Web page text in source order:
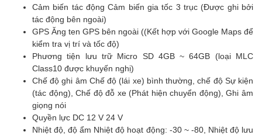
Cảm biến tác động Cảm biến gia tốc 3 trục (Được ghi bởi
tác động bên ngoài)
GPS Ăng ten GPS bên ngoài ((Kết hợp với Google Maps để
kiểm tra vị trí và tốc độ)
Phương tiện lưu trữ Micro SD 4GB ~ 64GB (loại MLC
Class10 được khuyến nghị)
Chế độ ghi âm Chế độ (lái xe) bình thường, chế độ Sự kiện
(tác động), Chế độ đỗ xe (Phát hiện chuyển động), Ghi âm
giọng nói
Quyền lực DC 12 V 24 V
Nhiệt độ, độ ẩm Nhiệt độ hoạt động: -30 ~ -80, Nhiệt độ lưu